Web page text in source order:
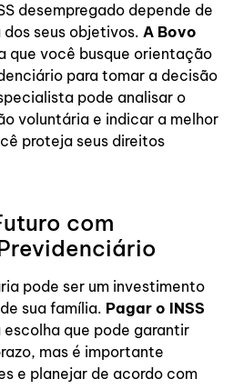
desempregado depende de
seus objetivos. A Bovo
que você busque orientação
para tomar a decisão
pode analisar o
voluntária e indicar a melhor
proteja seus direitos
com
pode ser um investimento
sua família. Pagar o INSS
escolha que pode garantir
mas é importante
e planejar de acordo com